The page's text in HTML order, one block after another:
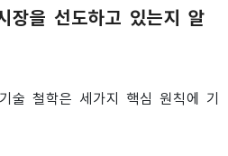
을 선도하고 있는지 알
철학은 세가지 핵심 원칙에 기